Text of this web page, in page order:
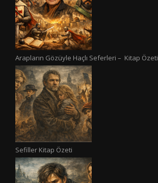
Arapların Gözüyle Haçlı Seferleri – Kitap Özeti
Sefiller Kitap Özeti